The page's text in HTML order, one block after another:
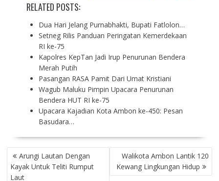
RELATED POSTS:
Dua Hari Jelang Purnabhakti, Bupati Fatlolon…
Setneg Rilis Panduan Peringatan Kemerdekaan
RI ke-75
Kapolres KepTan Jadi Irup Penurunan Bendera
Merah Putih
Pasangan RASA Pamit Dari Umat Kristiani
Wagub Maluku Pimpin Upacara Penurunan
Bendera HUT RI ke-75
Upacara Kajadian Kota Ambon ke-450: Pesan
Basudara…
P
O
S
Arungi Lautan Dengan
Kayak Untuk Teliti Rumput
Laut
Walikota Ambon Lantik 120
Kewang Lingkungan Hidup